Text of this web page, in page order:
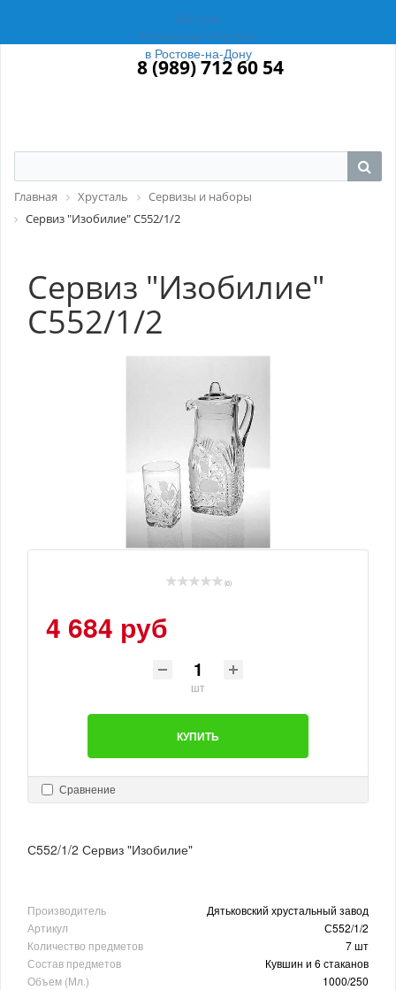
Магазин
Российский Фарфор
в Ростове-на-Дону
8 (989) 712 60 54
Главная Хрусталь
Сервизы и наборы
Сервиз "Изобилие" С552/1/2
Сервиз "Изобилие"
С552/1/2
(0)
4 684 руб
шт
КУПИТЬ
Сравнение
С552/1/2 Сервиз "Изобилие"
Производитель
Дятьковский хрустальный завод
Артикул
С552/1/2
Количество предметов
7 шт
Состав предметов
Кувшин и 6 стаканов
Объем (Мл.)
1000/250